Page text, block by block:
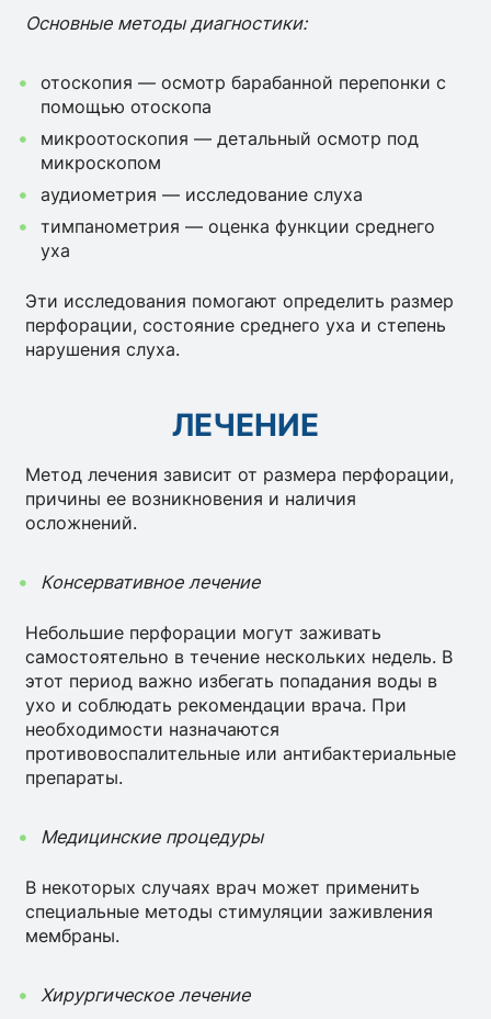
Основные методы диагностики:
отоскопия — осмотр барабанной перепонки с
помощью отоскопа
микроотоскопия — детальный осмотр под
микроскопом
аудиометрия — исследование слуха
тимпанометрия — оценка функции среднего
уха
Эти исследования помогают определить размер
перфорации, состояние среднего уха и степень
нарушения слуха.
ЛЕЧЕНИЕ
Метод лечения зависит от размера перфорации,
причины ее возникновения и наличия
осложнений.
Консервативное лечение
Небольшие перфорации могут заживать
самостоятельно в течение нескольких недель. В
этот период важно избегать попадания воды в
ухо и соблюдать рекомендации врача. При
необходимости назначаются
противовоспалительные или антибактериальные
препараты.
Медицинские процедуры
В некоторых случаях врач может применить
специальные методы стимуляции заживления
мембраны.
Хирургическое лечение